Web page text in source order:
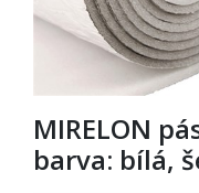
MIRELON
barva: bílá,